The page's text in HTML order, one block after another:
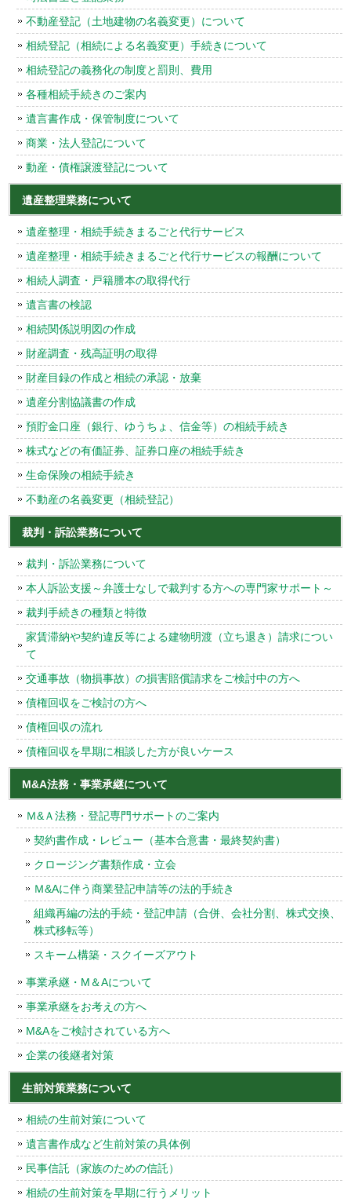
不動産登記（土地建物の名義変更）について
相続登記（相続による名義変更）手続きについて
相続登記の義務化の制度と罰則、費用
各種相続手続きのご案内
遺言書作成・保管制度について
商業・法人登記について
動産・債権譲渡登記について
遺産整理業務について
遺産整理・相続手続きまるごと代行サービス
遺産整理・相続手続きまるごと代行サービスの報酬について
相続人調査・戸籍謄本の取得代行
遺言書の検認
相続関係説明図の作成
財産調査・残高証明の取得
財産目録の作成と相続の承認・放棄
遺産分割協議書の作成
預貯金口座（銀行、ゆうちょ、信金等）の相続手続き
株式などの有価証券、証券口座の相続手続き
生命保険の相続手続き
不動産の名義変更（相続登記）
裁判・訴訟業務について
裁判・訴訟業務について
本人訴訟支援～弁護士なしで裁判する方への専門家サポート～
裁判手続きの種類と特徴
家賃滞納や契約違反等による建物明渡（立ち退き）請求につい
て
交通事故（物損事故）の損害賠償請求をご検討中の方へ
債権回収をご検討の方へ
債権回収の流れ
債権回収を早期に相談した方が良いケース
M&A法務・事業承継について
Ｍ&Ａ法務・登記専門サポートのご案内
契約書作成・レビュー（基本合意書・最終契約書）
クロージング書類作成・立会
Ｍ&Aに伴う商業登記申請等の法的手続き
組織再編の法的手続・登記申請（合併、会社分割、株式交換、
株式移転等）
スキーム構築・スクイーズアウト
事業承継・M＆Aについて
事業承継をお考えの方へ
M&Aをご検討されている方へ
企業の後継者対策
生前対策業務について
相続の生前対策について
遺言書作成など生前対策の具体例
民事信託（家族のための信託）
相続の生前対策を早期に行うメリット